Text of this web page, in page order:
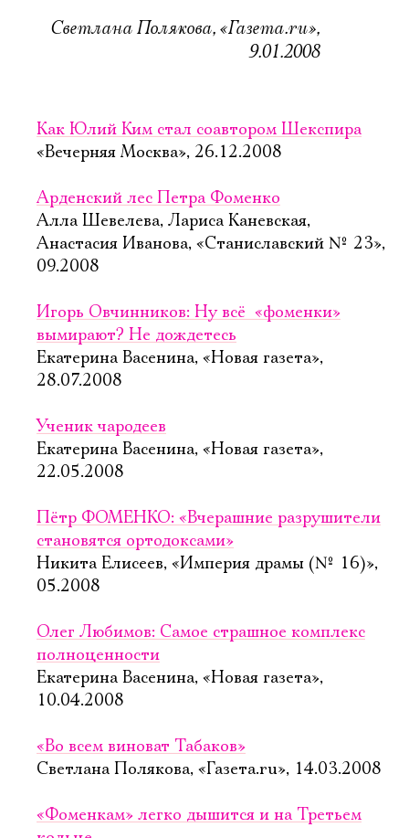
Светлана Полякова, «Газета.ru»,
9.01.2008
Как Юлий Ким стал соавтором Шекспира
«Вечерняя Москва», 26.12.2008
Арденский лес Петра Фоменко
Алла Шевелева, Лариса Каневская,
Анастасия Иванова, «Станиславский № 23»,
09.2008
Игорь Овчинников: Ну всё  «фоменки»
вымирают? Не дождетесь
Екатерина Васенина, «Новая газета»,
28.07.2008
Ученик чародеев
Екатерина Васенина, «Новая газета»,
22.05.2008
Пётр ФОМЕНКО: «Вчерашние разрушители
становятся ортодоксами»
Никита Елисеев, «Империя драмы (№ 16)»,
05.2008
Олег Любимов: Самое страшное комплекс
полноценности
Екатерина Васенина, «Новая газета»,
10.04.2008
«Во всем виноват Табаков»
Светлана Полякова, «Газета.ru», 14.03.2008
«Фоменкам» легко дышится и на Третьем